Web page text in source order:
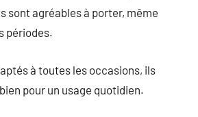
sont agréables à porter, même
périodes.
à toutes les occasions, ils
pour un usage quotidien.